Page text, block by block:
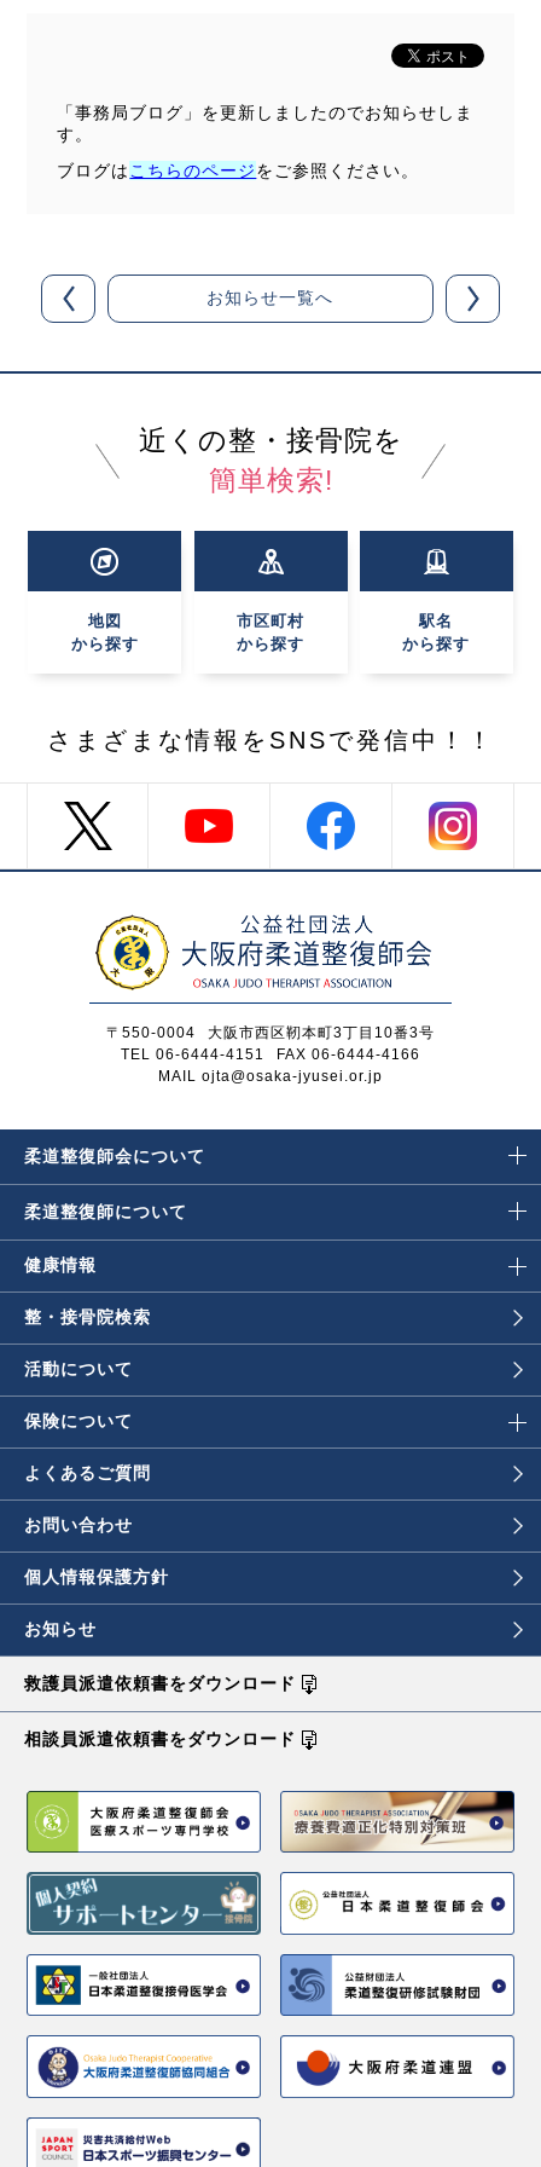
「事務局ブログ」を更新しましたのでお知らせしま
す。
ブログは こちらのページをご参照ください。
お知らせ一覧へ
近くの整・接骨院を
簡単検索!
地図
から探す
市区町村
から探す
駅名
から探す
さまざまな情報を SNSで発信中！！
〒550-0004
大阪市西区靭本町3丁目10番3号
TEL 06-6444-4151
FAX 06-6444-4166
MAIL ojta@osaka-jyusei.or.jp
柔道整復師会について
柔道整復師について
健康情報
整・接骨院検索
活動について
保険について
よくあるご質問
お問い合わせ
個人情報保護方針
お知らせ
救護員派遣依頼書をダウンロード
相談員派遣依頼書をダウンロード